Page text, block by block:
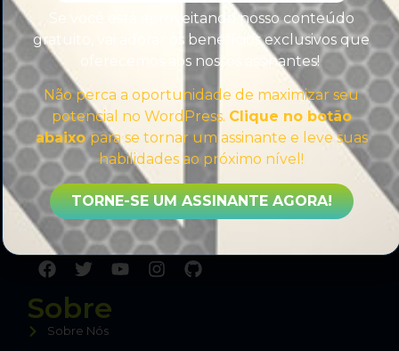
Comprometido a compartilhar sempre o melhor
conteúdo sobre WordPress, sem enrolação,
direto ao ponto, para te tornar um Especialista.
Sobre
Sobre Nós
Se você está aproveitando nosso conteúdo
gratuito, vai adorar os benefícios exclusivos que
oferecemos aos nossos assinantes!
Não perca a oportunidade de maximizar seu
potencial no WordPress. Clique no botão
abaixopara se tornar um assinante e leve suas
habilidades ao próximo nível!
TORNE-SE UM ASSINANTE AGORA!